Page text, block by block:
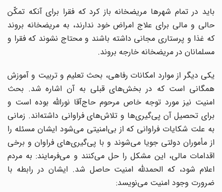
باید در تمام شهرها مریضخانه باز کرد که فقرا برای آنکه تمکّن
حالی و مالی برای علاج امراض خود ندارند، به مریضخانه بروند
که غذا و پرستاری مجانی داشته باشند و محتاج نشوند که فقرا و
مسلمانان در مریضخانه خارجه بروند.
یکی دیگر از موارد امکانات رفاهی، بحث تعلیم و تربیت و آموزش
همگانی است که در بخش‌های قبلی به آن اشاره شد. بحث
امنیت نیز مورد توجه خاص مرحوم حاج‌آقا نوراللّه بوده است و
برای تحصیل آن پی‌گیری‌ها و تلاش‌های فراوانی داشته‌اند. زمانی
به علت شکایات فراوانی که از بی‌امنیتی می‌شود ایشان مسئله را
از مأموران دولتی جویا می‌شوند و با پی‌گیری‌های فراوان و برخی
اقدامات مالی، این مشکل را حل می‌کنند و می‌فرمایند: به مردم
اعلام شود، که الحمدللّه امنیت حاصل شد. ایشان در رابطه با
ضرورت وجود امنیت می‌نویسد: